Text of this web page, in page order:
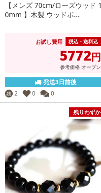
【メンズ 70cm/ローズウッド 1
0mm 】木製 ウッドボ...
お試し費用 税込・送料込
5772円
参考価格 オープン
発送3日前後
残 2 0 0
残りわずか